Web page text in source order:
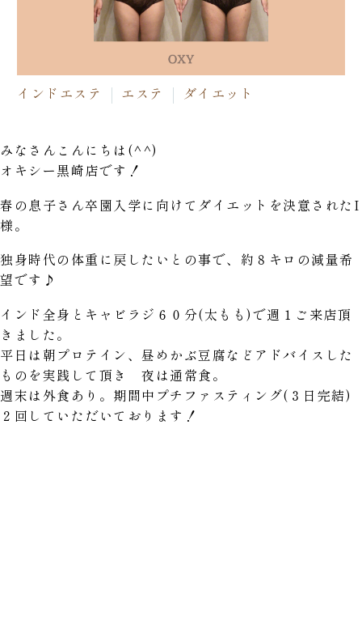
インドエステ エステ ダイエット
みなさんこんにちは(^^)
オキシー黒崎店です！
春の息子さん卒園入学に向けてダイエットを決意されたI
様。
独身時代の体重に戻したいとの事で、約８キロの減量希
望です♪
インド全身とキャビラジ６０分(太もも)で週１ご来店頂
きました。
平日は朝プロテイン、昼めかぶ豆腐などアドバイスした
ものを実践して頂き 夜は通常食。
週末は外食あり。期間中プチファスティング(３日完結)
２回していただいております！